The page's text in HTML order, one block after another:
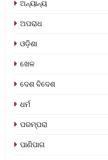
ଅନ୍ୟାନ୍ୟ
ଅପରାଧ
ଓଡ଼ିଶା
ଖେଳ
ଦେଶ ବିଦେଶ
ଧର୍ମ
ପରମ୍ପରା
ପାଣିପାଗ